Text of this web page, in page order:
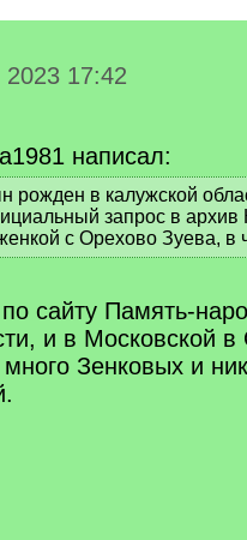
2023 17:42
написал:
рожден в калужской
запрос в архив
с Орехово Зуева, в
сайту Память-
и в Московской
Зенковых и